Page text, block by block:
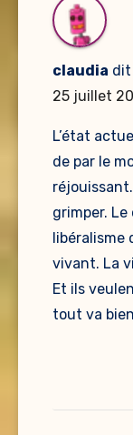
claudia dit
25 juillet
L’état
de par le
grimper. Le
libéralisme
vivant. La
Et ils
tout va